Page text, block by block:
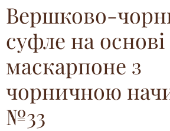
Вершково-
суфле на основі
маскарпоне з
чорничною
№33